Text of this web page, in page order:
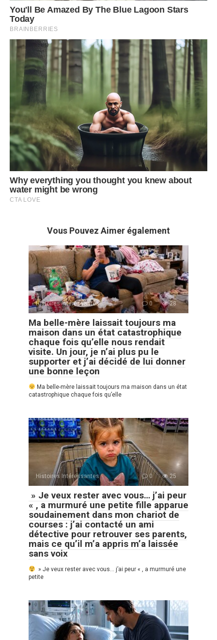
Vous Pouvez Aimer également
Histoires Intéressantes 0 28
Ma belle-mère laissait toujours ma
maison dans un état catastrophique
chaque fois qu’elle nous rendait
visite. Un jour, je n’ai plus pu le
supporter et j’ai décidé de lui donner
une bonne leçon
Ma belle-mère laissait toujours ma maison dans un état
catastrophique chaque fois qu’elle
Histoires Intéressantes 0 25
» Je veux rester avec vous… j’ai peur
« , a murmuré une petite fille apparue
soudainement dans mon chariot de
courses : j’ai contacté un ami
détective pour retrouver ses parents,
mais ce qu’il m’a appris m’a laissée
sans voix
» Je veux rester avec vous… j’ai peur « , a murmuré une
petite